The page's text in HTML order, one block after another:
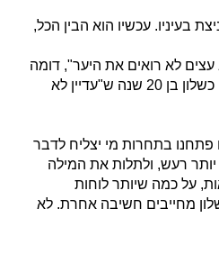
הבזק ניצת בעיניו. עכשיו הוא הבין הכל,
לא רואים את היער", דומה
כי משפט זה מתמצת בתוכו כשלון בן 20 שנה ש"עדיין לא
פתחנו בתחרות מי יצליח לדבר
יותר רעש, ולתלות את המילה
על כמה שיותר לוחות
של כישלון מחייבים חשיבה אחרת. לא